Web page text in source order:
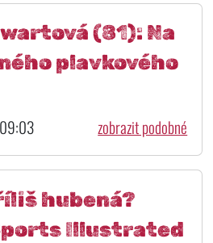
(81): Na
plavkového
zobrazit podobné
hubená?
Illustrated